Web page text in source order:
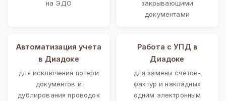
на ЭДО
закрывающими
документами
Автоматизация учета
в Диадоке
для исключения потери
документов и
дублирования проводок
Работа с УПД в
Диадоке
для замены счетов-
фактур и накладных
одним электронным